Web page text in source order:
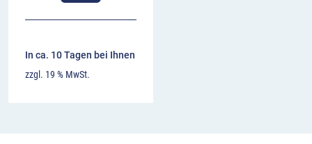
In ca. 10 Tagen bei Ihnen
zzgl. 19 % MwSt.